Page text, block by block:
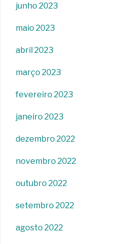
junho 2023
maio 2023
abril 2023
março 2023
fevereiro 2023
janeiro 2023
dezembro 2022
novembro 2022
outubro 2022
setembro 2022
agosto 2022